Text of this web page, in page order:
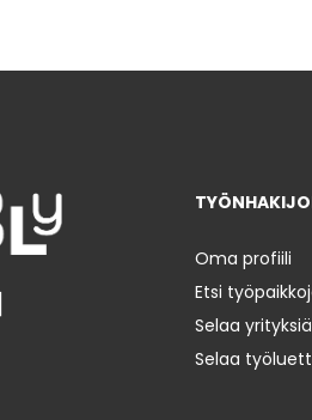
Oma profiili
Etsi
Selaa yrityksiä
Selaa